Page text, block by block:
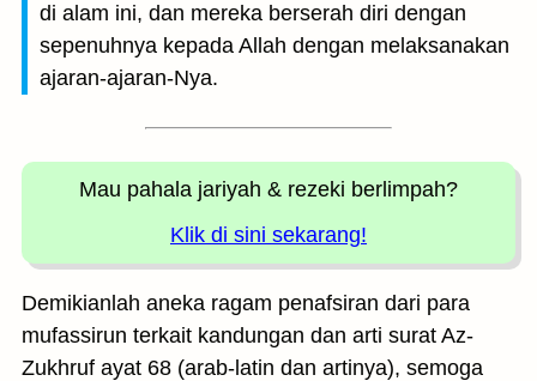
di alam ini, dan mereka berserah diri dengan
sepenuhnya kepada Allah dengan melaksanakan
ajaran-ajaran-Nya.
Mau pahala jariyah & rezeki berlimpah?
Klik di sini sekarang!
Demikianlah aneka ragam penafsiran dari para
mufassirun terkait kandungan dan arti surat Az-
Zukhruf ayat 68 (arab-latin dan artinya), semoga